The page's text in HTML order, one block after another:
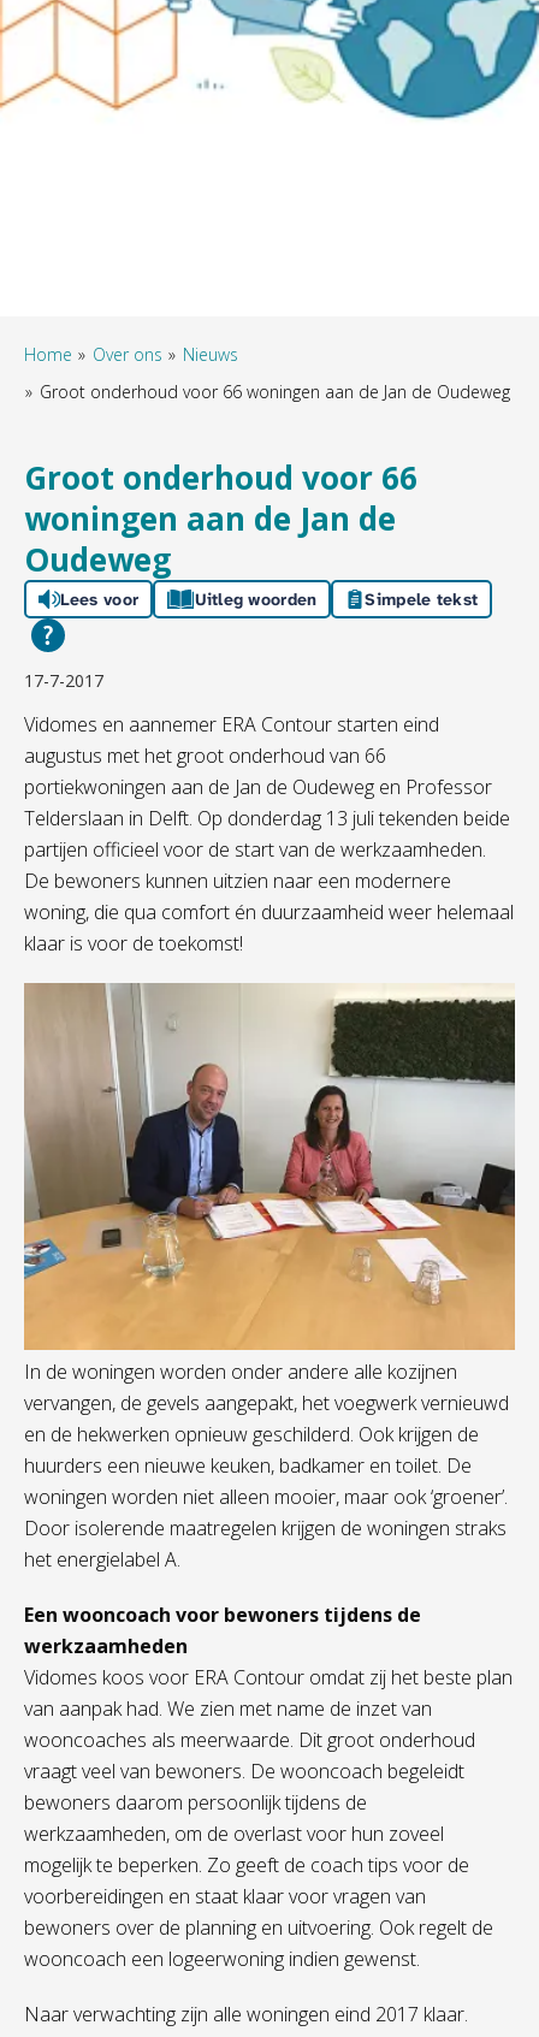
Home Over ons
Nieuws
Groot onderhoud voor 66 woningen aan de Jan de Oudeweg
Groot onderhoud voor 66
woningen aan de Jan de
Oudeweg
Lees voor Uitleg woorden Simpele tekst
17-7-2017
Vidomes en aannemer ERA Contour starten eind
augustus met het groot onderhoud van 66
portiekwoningen aan de Jan de Oudeweg en Professor
Telderslaan in Delft. Op donderdag 13 juli tekenden beide
partijen officieel voor de start van de werkzaamheden.
De bewoners kunnen uitzien naar een modernere
woning, die qua comfort én duurzaamheid weer helemaal
klaar is voor de toekomst!
In de woningen worden onder andere alle kozijnen
vervangen, de gevels aangepakt, het voegwerk vernieuwd
en de hekwerken opnieuw geschilderd. Ook krijgen de
huurders een nieuwe keuken, badkamer en toilet. De
woningen worden niet alleen mooier, maar ook ‘groener’.
Door isolerende maatregelen krijgen de woningen straks
het energielabel A.
Een wooncoach voor bewoners tijdens de
werkzaamheden
Vidomes koos voor ERA Contour omdat zij het beste plan
van aanpak had. We zien met name de inzet van
wooncoaches als meerwaarde. Dit groot onderhoud
vraagt veel van bewoners. De wooncoach begeleidt
bewoners daarom persoonlijk tijdens de
werkzaamheden, om de overlast voor hun zoveel
mogelijk te beperken. Zo geeft de coach tips voor de
voorbereidingen en staat klaar voor vragen van
bewoners over de planning en uitvoering. Ook regelt de
wooncoach een logeerwoning indien gewenst.
Naar verwachting zijn alle woningen eind 2017 klaar.